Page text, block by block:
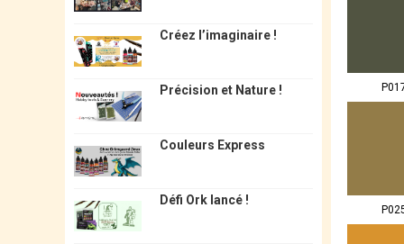
Créez l’imaginaire !
Précision et Nature !
Couleurs Express
Défi Ork lancé !